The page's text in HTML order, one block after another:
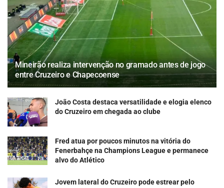
Mineirão realiza intervenção no gramado antes de jogo
entre Cruzeiro e Chapecoense
João Costa destaca versatilidade e elogia elenco
do Cruzeiro em chegada ao clube
Fred atua por poucos minutos na vitória do
Fenerbahçe na Champions League e permanece
alvo do Atlético
Jovem lateral do Cruzeiro pode estrear pelo